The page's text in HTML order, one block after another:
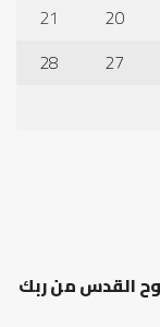
20
21
27
28
القدس من ربك